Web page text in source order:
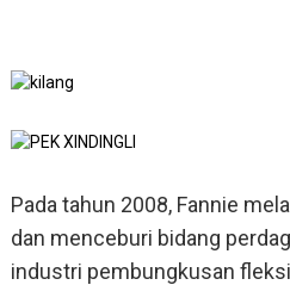
Pada tahun 2008, Fannie
dan menceburi bidang
industri pembungkusan